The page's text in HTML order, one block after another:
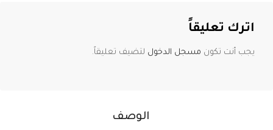
الوصف
اترك تعليقاً
يجب أنت تكون مسجل الدخول لتضيف تعليقاً.